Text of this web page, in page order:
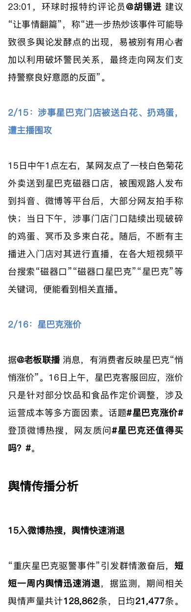
23:01，环球时报特约评论员@胡锡进 建议
“让事情翻篇”，称“进一步热炒该事件可能导
致很多舆论发酵点的出现，易被别有用心者
加以利用破坏警民关系，最终走向网友们支
持警察良好意愿的反面”。
2/15：涉事星巴克门店被送白花、扔鸡蛋，
遭主播围攻
15日中午1点左右，某网友点了一枝白色菊花
外卖送到星巴克磁器口店，被围观路人发布
到抖音、微博等平台后，大部分网友拍手称
快；当日下午，涉事门店门口陆续出现破碎
的鸡蛋、冥币及多束白花。随后，不断有主
播进入门店对其进行直播，在各大短视频平
台搜索“磁器口”“磁器口星巴克”“星巴克”等
关键词，便能看到相关直播。
2/16：星巴克涨价
据@老板联播 消息，有消费者反映星巴克“悄
悄涨价”。16日上午，星巴克客服回应，涨价
只是针对部分饮品和食品作定价调整，涉及
运营成本等多方面因素。话题#星巴克涨价#
登顶微博热搜，网友质问#星巴克还值得买
吗？#。
舆情传播分析
15入微博热搜，舆情快速消退
“重庆星巴克驱警事件”引发群情激奋后， 短
短一周内舆情迅速消退，据监测，期间相关
舆情声量共计128,862条，日均21,477条。